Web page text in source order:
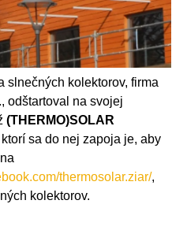
slnečných kolektorov, firma
odštartoval na svojej
(THERMO)SOLAR
sa do nej zapoja je, aby
thermosolar.ziar/,
kolektorov.